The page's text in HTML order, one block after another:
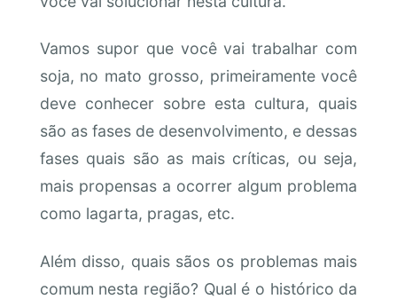
Vamos supor que você vai trabalhar com
soja, no mato grosso, primeiramente você
deve conhecer sobre esta cultura, quais
são as fases de desenvolvimento, e dessas
fases quais são as mais críticas, ou seja,
mais propensas a ocorrer algum problema
como lagarta, pragas, etc.
Além disso, quais sãos os problemas mais
comum nesta região? Qual é o histórico da